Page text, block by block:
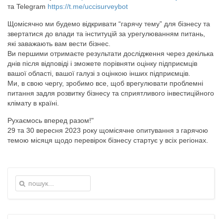
та Telegram https://t.me/uccisurveybot
Щомісячно ми будемо відкривати “гарячу тему” для бізнесу та
звертатися до влади та інституцій за урегулюванням питань,
які заважають вам вести бізнес.
Ви першими отримаєте результати дослідження через декілька
днів після відповіді і зможете порівняти оцінку підприємців
вашої області, вашої галузі з оцінкою інших підприємців.
Ми, в свою чергу, зробимо все, щоб врегулювати проблемні
питання задля розвитку бізнесу та сприятливого інвестиційного
клімату в країні.
Рухаємось вперед разом!"
29 та 30 вересня 2023 року щомісячне опитування з гарячою
темою місяця щодо перевірок бізнесу стартує у всіх регіонах.